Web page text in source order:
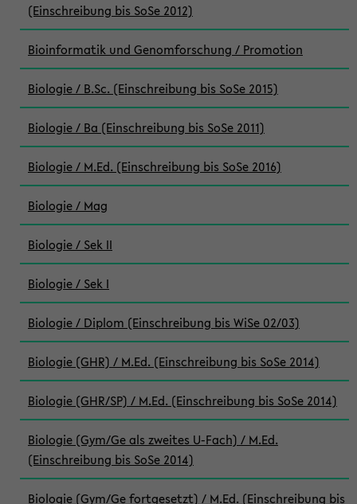
(Einschreibung bis SoSe 2012)
Bioinformatik und Genomforschung / Promotion
Biologie / B.Sc. (Einschreibung bis SoSe 2015)
Biologie / Ba (Einschreibung bis SoSe 2011)
Biologie / M.Ed. (Einschreibung bis SoSe 2016)
Biologie / Mag
Biologie / Sek II
Biologie / Sek I
Biologie / Diplom (Einschreibung bis WiSe 02/03)
Biologie (GHR) / M.Ed. (Einschreibung bis SoSe 2014)
Biologie (GHR/SP) / M.Ed. (Einschreibung bis SoSe 2014)
Biologie (Gym/Ge als zweites U-Fach) / M.Ed.
(Einschreibung bis SoSe 2014)
Biologie (Gym/Ge fortgesetzt) / M.Ed. (Einschreibung bis